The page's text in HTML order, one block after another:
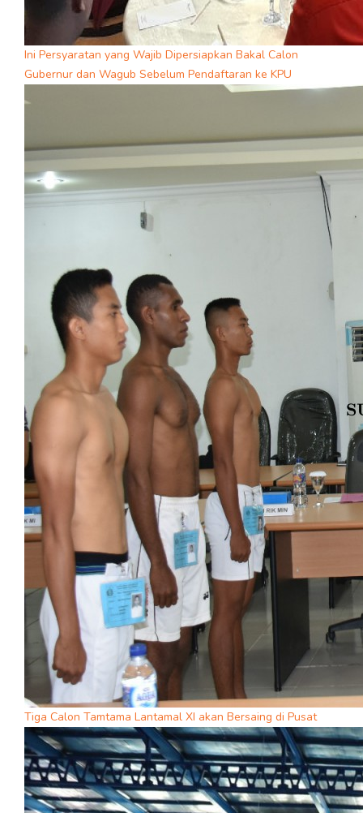
Ini Persyaratan yang Wajib Dipersiapkan Bakal Calon
Gubernur dan Wagub Sebelum Pendaftaran ke KPU
Tiga Calon Tamtama Lantamal XI akan Bersaing di Pusat